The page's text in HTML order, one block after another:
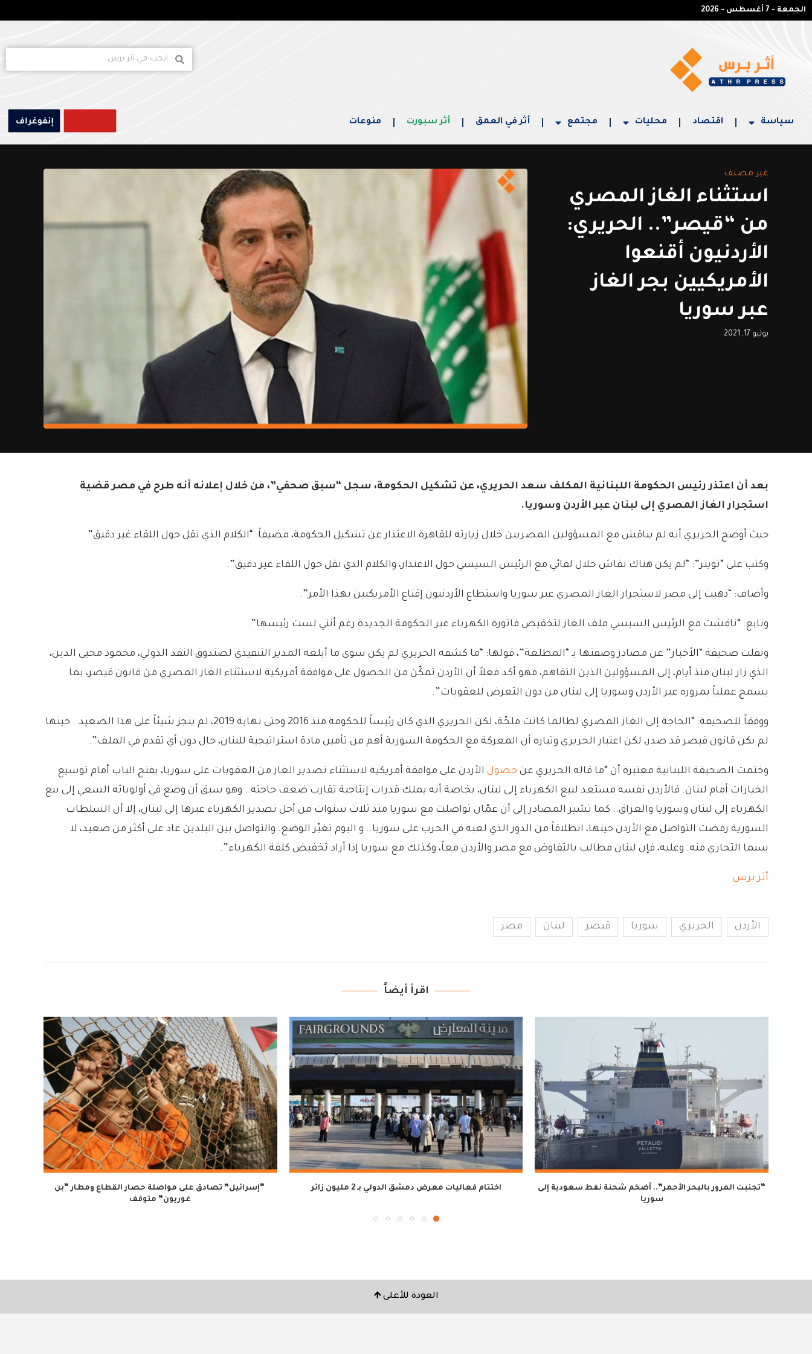
الجمعة - 7 أغسطس - 2026
سياسة اقتصاد محليات مجتمع أثر في العمق أثر سبورت منوعات
غير مصنف
استثناء الغاز المصري
من “قيصر”.. الحريري:
الأردنيون أقنعوا
الأمريكيين بجر الغاز
عبر سوريا
يوليو 17, 2021
بعد أن اعتذر رئيس الحكومة اللبنانية المكلف سعد الحريري، عن تشكيل الحكومة، سجل “سبق صحفي”، من خلال إعلانه أنه طرح في مصر قضية
استجرار الغاز المصري إلى لبنان عبر الأردن وسوريا.
حيث أوضح الحريري أنه لم يناقش مع المسؤولين المصريين خلال زيارته للقاهرة الاعتذار عن تشكيل الحكومة، مضيفاً: “الكلام الذي نقل حول اللقاء غير دقيق”.
وكتب على “تويتر”: “لم يكن هناك نقاش خلال لقائي مع الرئيس السيسي حول الاعتذار، والكلام الذي نقل حول اللقاء غير دقيق”.
وأضاف: “ذهبت إلى مصر لاستجرار الغاز المصري عبر سوريا واستطاع الأردنيون إقناع الأمريكيين بهذا الأمر”.
وتابع: “ناقشت مع الرئيس السيسي ملف الغاز لتخفيض فاتورة الكهرباء عبر الحكومة الجديدة رغم أنني لست رئيسها”.
ونقلت صحيفة “الأخبار” عن مصادر وصفتها بـ “المطلعة”، قولها: “ما كشفه الحريري لم يكن سوى ما أبلغه المدير التنفيذي لصندوق النقد الدولي، محمود محيي الدين،
الذي زار لبنان منذ أيام، إلى المسؤولين الذين التقاهم، فهو أكد فعلاً أن الأردن تمكّن من الحصول على موافقة أمريكية لاستثناء الغاز المصري من قانون قيصر، بما
يسمح عملياً بمروره عبر الأردن وسوريا إلى لبنان من دون التعرض للعقوبات”.
ووفقاً للصحيفة: “الحاجة إلى الغاز المصري لطالما كانت ملحّة، لكن الحريري الذي كان رئيساً للحكومة منذ 2016 وحتى نهاية 2019، لم ينجز شيئاً على هذا الصعيد.. حينها
لم يكن قانون قيصر قد صدر، لكن اعتبار الحريري وتياره أن المعركة مع الحكومة السورية أهم من تأمين مادة استراتيجية للبنان، حال دون أي تقدم في الملف”.
وختمت الصحيفة اللبنانية معتبرة أن “ما قاله الحريري عن حصول الأردن على موافقة أمريكية لاستثناء تصدير الغاز من العقوبات على سوريا، يفتح الباب أمام توسيع
الخيارات أمام لبنان. فالأردن نفسه مستعد لبيع الكهرباء إلى لبنان، بخاصة أنه يملك قدرات إنتاجية تقارب ضعف حاجته.. وهو سبق أن وضع في أولوياته السعي إلى بيع
الكهرباء إلى لبنان وسوريا والعراق.. كما تشير المصادر إلى أن عمّان تواصلت مع سوريا منذ ثلاث سنوات من أجل تصدير الكهرباء عبرها إلى لبنان، إلا أن السلطات
السورية رفضت التواصل مع الأردن حينها، انطلاقاً من الدور الذي لعبه في الحرب على سوريا.. و اليوم تغيّر الوضع. والتواصل بين البلدين عاد على أكثر من صعيد، لا
سيما التجاري منه. وعليه، فإن لبنان مطالب بالتفاوض مع مصر والأردن معاً، وكذلك مع سوريا إذا أراد تخفيض كلفة الكهرباء”.
أثر برس
الأردن الحريري سوريا قيصر لبنان مصر
اقرأ أيضاً
“تجنبت المرور بالبحر الأحمر”.. أضخم شحنة نفط سعودية إلى
سوريا
اختتام فعاليات معرض دمشق الدولي بـ 2 مليون زائر
“إسرائيل” تصادق على مواصلة حصار القطاع ومطار “بن
غوريون” متوقف
العودة للأعلى 🡹